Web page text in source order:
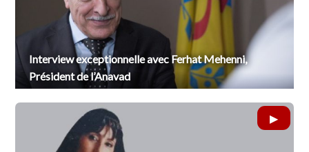
Interview exceptionnelle avec Ferhat Mehenni,
Président de l’Anavad